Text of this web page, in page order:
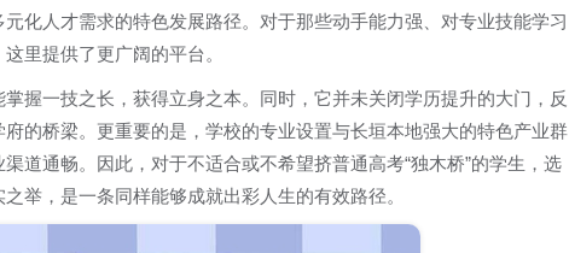
化人才需求的特色发展路径。对于那些动手能力强、对专业技能学习
里提供了更广阔的平台。
握一技之长，获得立身之本。同时，它并未关闭学历提升的大门，反
的桥梁。更重要的是，学校的专业设置与长垣本地强大的特色产业群
道通畅。因此，对于不适合或不希望挤普通高考“独木桥”的学生，选
举，是一条同样能够成就出彩人生的有效路径。